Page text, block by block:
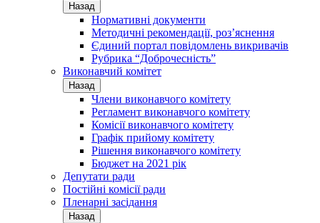
Назад
Нормативні документи
Методичні рекомендації, роз’яснення
Єдиний портал повідомлень викривачів
Рубрика “Доброчесність”
Виконавчий комітет
Назад
Члени виконавчого комітету
Регламент виконавчого комітету
Комісії виконавчого комітету
Графік прийому комітету
Рішення виконавчого комітету
Бюджет на 2021 рік
Депутати ради
Постійні комісії ради
Пленарні засідання
Назад